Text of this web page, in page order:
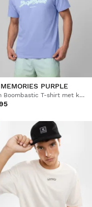
PURPLE
Heren Boombastic T-shirt met korte mouwen